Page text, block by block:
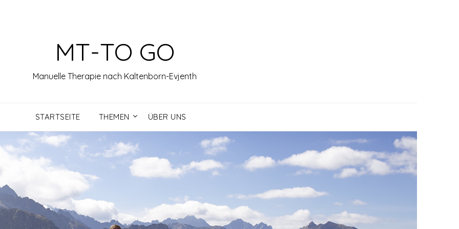
MT-TO GO
Manuelle Therapie nach Kaltenborn-Evjenth
STARTSEITE THEMEN ÜBER UNS